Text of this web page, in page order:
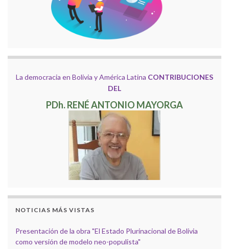
La democracia en Bolivia y América Latina CONTRIBUCIONES
DEL
PDh. RENÉ ANTONIO MAYORGA
NOTICIAS MÁS VISTAS
Presentación de la obra "El Estado Plurinacional de Bolivia
como versión de modelo neo-populista"